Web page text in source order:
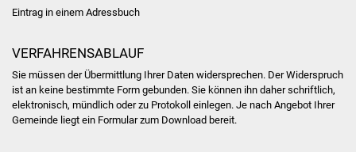
Sanierung Bizethalle
Eintrag in einem Adressbuch
VERFAHRENSABLAUF
Sie müssen der Übermittlung Ihrer Daten widersprechen. Der Widerspruch
ist an keine bestimmte Form gebunden. Sie können ihn daher schriftlich,
elektronisch, mündlich oder zu Protokoll einlegen. Je nach Angebot Ihrer
Gemeinde liegt ein Formular zum Download bereit.